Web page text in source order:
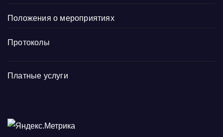
Положения о мероприятиях
Протоколы
Платные услуги